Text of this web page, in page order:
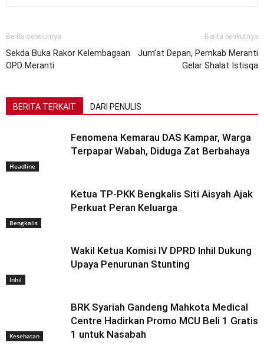
Berita sebelumya
Sekda Buka Rakor Kelembagaan
OPD Meranti
Berita berikutnya
Jum’at Depan, Pemkab Meranti
Gelar Shalat Istisqa
BERITA TERKAIT DARI PENULIS
Headline
Fenomena Kemarau DAS Kampar, Warga
Terpapar Wabah, Diduga Zat Berbahaya
Bengkalis
Ketua TP-PKK Bengkalis Siti Aisyah Ajak
Perkuat Peran Keluarga
Inhil
Wakil Ketua Komisi IV DPRD Inhil Dukung
Upaya Penurunan Stunting
Kesehatan
BRK Syariah Gandeng Mahkota Medical
Centre Hadirkan Promo MCU Beli 1 Gratis
1 untuk Nasabah